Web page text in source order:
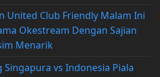
United Club Friendly Malam Ini
Okestream Dengan Sajian
Menarik
vs Indonesia Piala